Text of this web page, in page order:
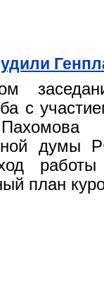
с
думы
план